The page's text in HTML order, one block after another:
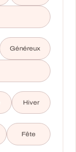
Généreux
Hiver
Fête